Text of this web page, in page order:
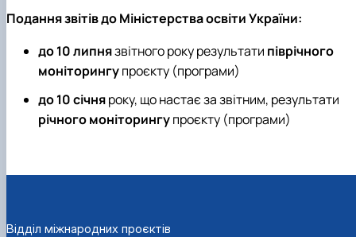
Подання звітів до Міністерства освіти України:
до 10 липнязвітного року результати піврічного
моніторингупроєкту (програми)
до 10 січняроку, що настає за звітним, результати
річного моніторингупроєкту (програми)
Відділ міжнародних проєктів